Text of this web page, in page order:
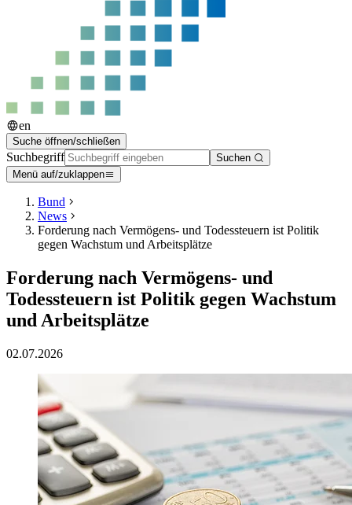
en
Suche öffnen/schließen
Suchbegriff
Suchen
Menü auf/zuklappen
Bund
News
Forderung nach Vermögens- und Todessteuern ist Politik
gegen Wachstum und Arbeitsplätze
Forderung nach Vermögens- und
Todessteuern ist Politik gegen Wachstum
und Arbeitsplätze
02.07.2026